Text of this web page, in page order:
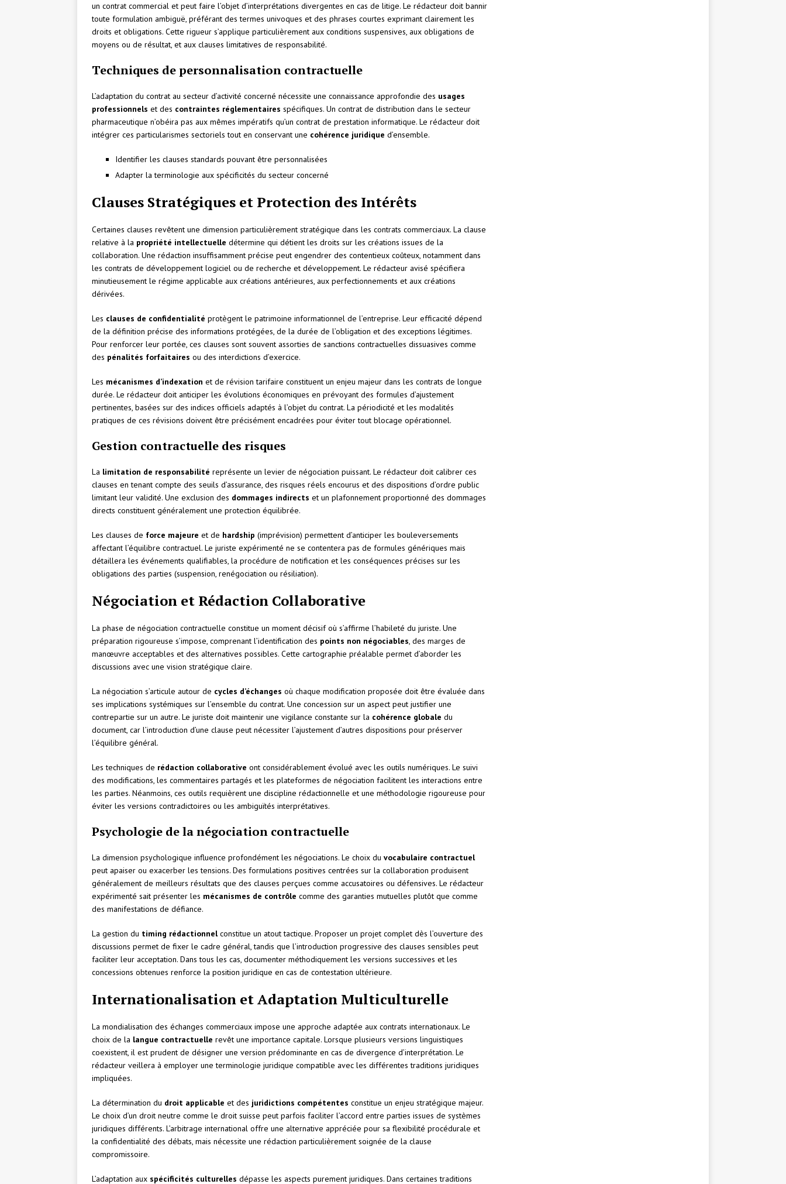
un contrat commercial et peut faire l’objet d’interprétations divergentes en cas de litige. Le rédacteur doit bannir
toute formulation ambiguë, préférant des termes univoques et des phrases courtes exprimant clairement les
droits et obligations. Cette rigueur s’applique particulièrement aux conditions suspensives, aux obligations de
moyens ou de résultat, et aux clauses limitatives de responsabilité.
Techniques de personnalisation contractuelle
L’adaptation du contrat au secteur d’activité concerné nécessite une connaissance approfondie des usages
professionnels et des contraintes réglementaires spécifiques. Un contrat de distribution dans le secteur
pharmaceutique n’obéira pas aux mêmes impératifs qu’un contrat de prestation informatique. Le rédacteur doit
intégrer ces particularismes sectoriels tout en conservant une cohérence juridique d’ensemble.
Identifier les clauses standards pouvant être personnalisées
Adapter la terminologie aux spécificités du secteur concerné
Clauses Stratégiques et Protection des Intérêts
Certaines clauses revêtent une dimension particulièrement stratégique dans les contrats commerciaux. La clause
relative à la propriété intellectuelle détermine qui détient les droits sur les créations issues de la
collaboration. Une rédaction insuffisamment précise peut engendrer des contentieux coûteux, notamment dans
les contrats de développement logiciel ou de recherche et développement. Le rédacteur avisé spécifiera
minutieusement le régime applicable aux créations antérieures, aux perfectionnements et aux créations
dérivées.
Les clauses de confidentialité protègent le patrimoine informationnel de l’entreprise. Leur efficacité dépend
de la définition précise des informations protégées, de la durée de l’obligation et des exceptions légitimes.
Pour renforcer leur portée, ces clauses sont souvent assorties de sanctions contractuelles dissuasives comme
des pénalités forfaitaires ou des interdictions d’exercice.
Les mécanismes d’indexation et de révision tarifaire constituent un enjeu majeur dans les contrats de longue
durée. Le rédacteur doit anticiper les évolutions économiques en prévoyant des formules d’ajustement
pertinentes, basées sur des indices officiels adaptés à l’objet du contrat. La périodicité et les modalités
pratiques de ces révisions doivent être précisément encadrées pour éviter tout blocage opérationnel.
Gestion contractuelle des risques
La limitation de responsabilité représente un levier de négociation puissant. Le rédacteur doit calibrer ces
clauses en tenant compte des seuils d’assurance, des risques réels encourus et des dispositions d’ordre public
limitant leur validité. Une exclusion des dommages indirects et un plafonnement proportionné des dommages
directs constituent généralement une protection équilibrée.
Les clauses de force majeure et de hardship (imprévision) permettent d’anticiper les bouleversements
affectant l’équilibre contractuel. Le juriste expérimenté ne se contentera pas de formules génériques mais
détaillera les événements qualifiables, la procédure de notification et les conséquences précises sur les
obligations des parties (suspension, renégociation ou résiliation).
Négociation et Rédaction Collaborative
La phase de négociation contractuelle constitue un moment décisif où s’affirme l’habileté du juriste. Une
préparation rigoureuse s’impose, comprenant l’identification des points non négociables, des marges de
manœuvre acceptables et des alternatives possibles. Cette cartographie préalable permet d’aborder les
discussions avec une vision stratégique claire.
La négociation s’articule autour de cycles d’échanges où chaque modification proposée doit être évaluée dans
ses implications systémiques sur l’ensemble du contrat. Une concession sur un aspect peut justifier une
contrepartie sur un autre. Le juriste doit maintenir une vigilance constante sur la cohérence globale du
document, car l’introduction d’une clause peut nécessiter l’ajustement d’autres dispositions pour préserver
l’équilibre général.
Les techniques de rédaction collaborative ont considérablement évolué avec les outils numériques. Le suivi
des modifications, les commentaires partagés et les plateformes de négociation facilitent les interactions entre
les parties. Néanmoins, ces outils requièrent une discipline rédactionnelle et une méthodologie rigoureuse pour
éviter les versions contradictoires ou les ambiguïtés interprétatives.
Psychologie de la négociation contractuelle
La dimension psychologique influence profondément les négociations. Le choix du vocabulaire contractuel
peut apaiser ou exacerber les tensions. Des formulations positives centrées sur la collaboration produisent
généralement de meilleurs résultats que des clauses perçues comme accusatoires ou défensives. Le rédacteur
expérimenté sait présenter les mécanismes de contrôle comme des garanties mutuelles plutôt que comme
des manifestations de défiance.
La gestion du timing rédactionnelconstitue un atout tactique. Proposer un projet complet dès l’ouverture des
discussions permet de fixer le cadre général, tandis que l’introduction progressive des clauses sensibles peut
faciliter leur acceptation. Dans tous les cas, documenter méthodiquement les versions successives et les
concessions obtenues renforce la position juridique en cas de contestation ultérieure.
Internationalisation et Adaptation Multiculturelle
La mondialisation des échanges commerciaux impose une approche adaptée aux contrats internationaux. Le
choix de la langue contractuelle revêt une importance capitale. Lorsque plusieurs versions linguistiques
coexistent, il est prudent de désigner une version prédominante en cas de divergence d’interprétation. Le
rédacteur veillera à employer une terminologie juridique compatible avec les différentes traditions juridiques
impliquées.
La détermination du droit applicable et des juridictions compétentes constitue un enjeu stratégique majeur.
Le choix d’un droit neutre comme le droit suisse peut parfois faciliter l’accord entre parties issues de systèmes
juridiques différents. L’arbitrage international offre une alternative appréciée pour sa flexibilité procédurale et
la confidentialité des débats, mais nécessite une rédaction particulièrement soignée de la clause
compromissoire.
L’adaptation aux spécificités culturelles dépasse les aspects purement juridiques. Dans certaines traditions